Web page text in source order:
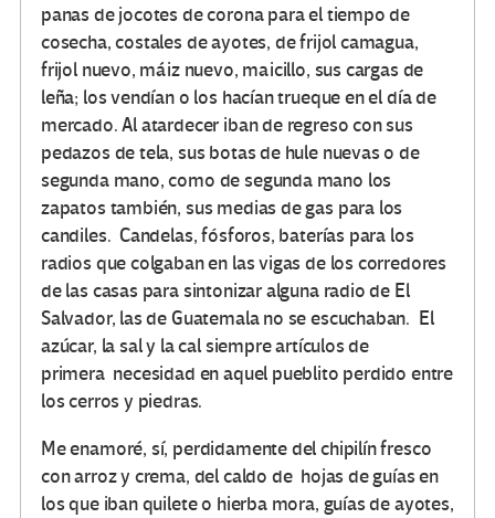
panas de jocotes de corona para el tiempo de
cosecha, costales de ayotes, de frijol camagua,
frijol nuevo, máiz nuevo, maicillo, sus cargas de
leña; los vendían o los hacían trueque en el día de
mercado. Al atardecer iban de regreso con sus
pedazos de tela, sus botas de hule nuevas o de
segunda mano, como de segunda mano los
zapatos también, sus medias de gas para los
candiles. Candelas, fósforos, baterías para los
radios que colgaban en las vigas de los corredores
de las casas para sintonizar alguna radio de El
Salvador, las de Guatemala no se escuchaban. El
azúcar, la sal y la cal siempre artículos de
primera necesidad en aquel pueblito perdido entre
los cerros y piedras.
Me enamoré, sí, perdidamente del chipilín fresco
con arroz y crema, del caldo de hojas de guías en
los que iban quilete o hierba mora, guías de ayotes,